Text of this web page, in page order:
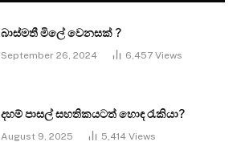
බාස්මතී මිලේ වෙනසක් ?
September 26, 2024 6,457 Views
දහම් පාසල් සහතිකයටත් හොඳ රැකියා?
August 9, 2025 5,414 Views